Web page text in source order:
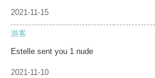
2021-11-15
游客
Estelle sent you 1 nude
2021-11-10